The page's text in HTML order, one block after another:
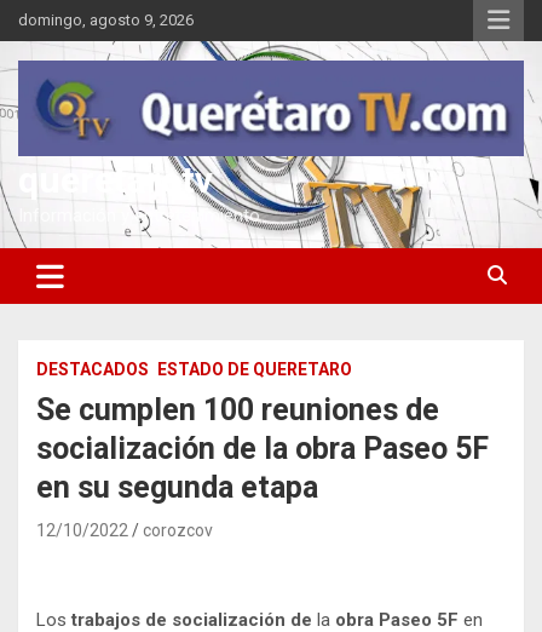
Saltar
al
contenido
domingo, agosto 9, 2026
queretarotv
Información y entretenimiento
DESTACADOS ESTADO DE QUERETARO
Se cumplen 100 reuniones de
socialización de la obra Paseo 5F
en su segunda etapa
12/10/2022 corozcov
Los trabajos de socialización de la obra Paseo 5F en